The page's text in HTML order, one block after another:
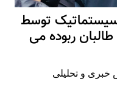
توسط
ربوده می
خبری و تحلیلی